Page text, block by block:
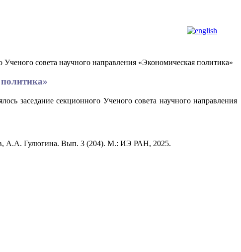
Ученого совета научного направления «Экономическая политика»
заседание секционного Ученого совета научного направления
А.А. Гулюгина. Вып. 3 (204). М.: ИЭ РАН, 2025.